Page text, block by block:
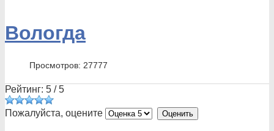
Вологда
Просмотров: 27777
Рейтинг: 5 /5
Пожалуйста, оцените